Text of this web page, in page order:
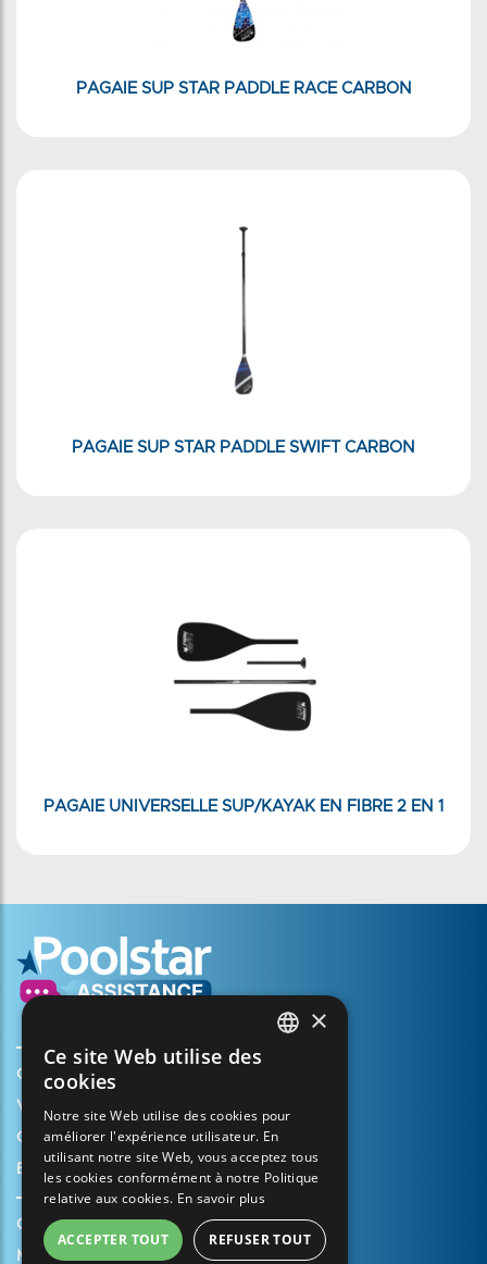
PAGAIE SUP STAR PADDLE RACE CARBON
PAGAIE SUP STAR PADDLE SWIFT CARBON
PAGAIE UNIVERSELLE SUP/KAYAK EN FIBRE 2 EN 1
Créer mon compte
Votre panier
Ouvrir un dossier d’assistance
Enregistrer ma garantie
Conditions générales de vente
Mentions légales
FRENCH
SPANISH
ITALIAN
GERMAN
×
Ce site Web utilise des
cookies
Notre site Web utilise des cookies pour
améliorer l'expérience utilisateur. En
utilisant notre site Web, vous acceptez tous
les cookies conformément à notre Politique
relative aux cookies. En savoir plus
ACCEPTER TOUT REFUSER TOUT